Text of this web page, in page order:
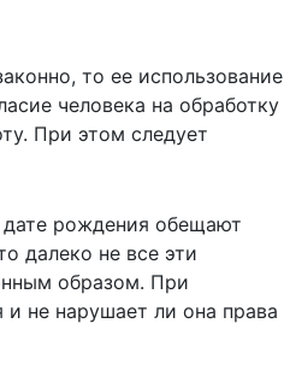
то ее использование
человека на обработку
При этом следует
рождения обещают
далеко не все эти
образом. При
не нарушает ли она права